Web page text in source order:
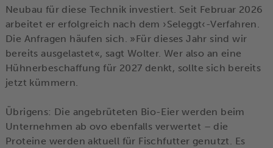
Neubau für diese Technik investiert. Seit Februar 2026
arbeitet er erfolgreich nach dem ›Seleggt‹-Verfahren.
Die Anfragen häufen sich. »Für dieses Jahr sind wir
bereits ausgelastet«, sagt Wolter. Wer also an eine
Hühnerbeschaffung für 2027 denkt, sollte sich bereits
jetzt kümmern.
Übrigens: Die angebrüteten Bio-Eier werden beim
Unternehmen ab ovo ebenfalls verwertet – die
Proteine werden aktuell für Fischfutter genutzt. Es